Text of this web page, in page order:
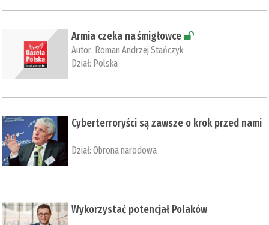
Armia czeka na śmigłowce
Autor: Roman Andrzej Stańczyk
Dział: Polska
Cyberterroryści są zawsze o krok przed nami
Dział:Obrona narodowa
Wykorzystać potencjał Polaków